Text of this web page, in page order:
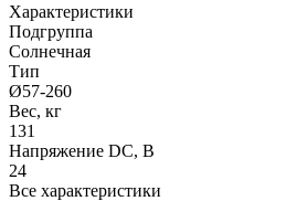
Характеристики
Подгруппа
Солнечная
Тип
Ø57-260
Вес, кг
131
Напряжение DC, В
24
Все характеристики